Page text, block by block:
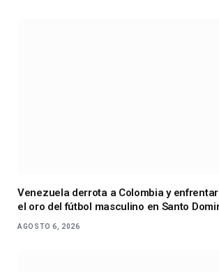
Venezuela derrota a Colombia y
el oro del fútbol masculino en Santo
AGOSTO 6, 2026